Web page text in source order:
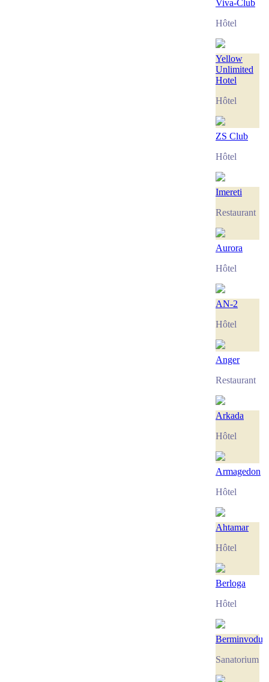
Viva-Club
Hôtel
Yellow
Unlimited
Hotel
Hôtel
ZS Club
Hôtel
Imereti
Restaurant
Aurora
Hôtel
AN-2
Hôtel
Anger
Restaurant
Arkada
Hôtel
Armagedon
Hôtel
Ahtamar
Hôtel
Berloga
Hôtel
Berminvodu
Sanatorium